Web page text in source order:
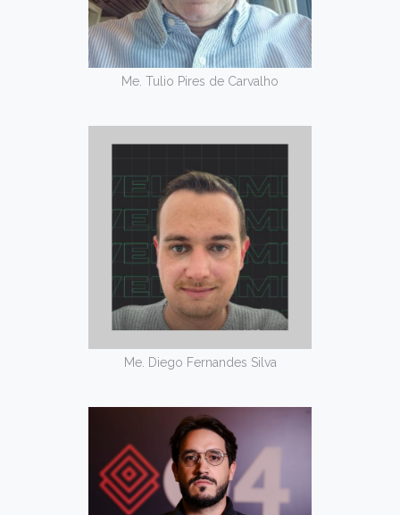
Me. Tulio Pires de Carvalho
Me. Diego Fernandes Silva